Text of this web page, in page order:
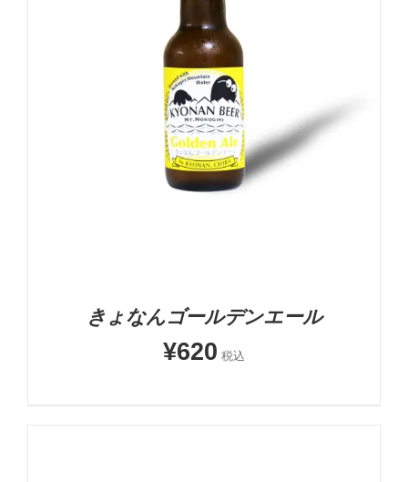
お買い物カゴに追加
詳細
きょなんゴールデンエール
¥620 税込